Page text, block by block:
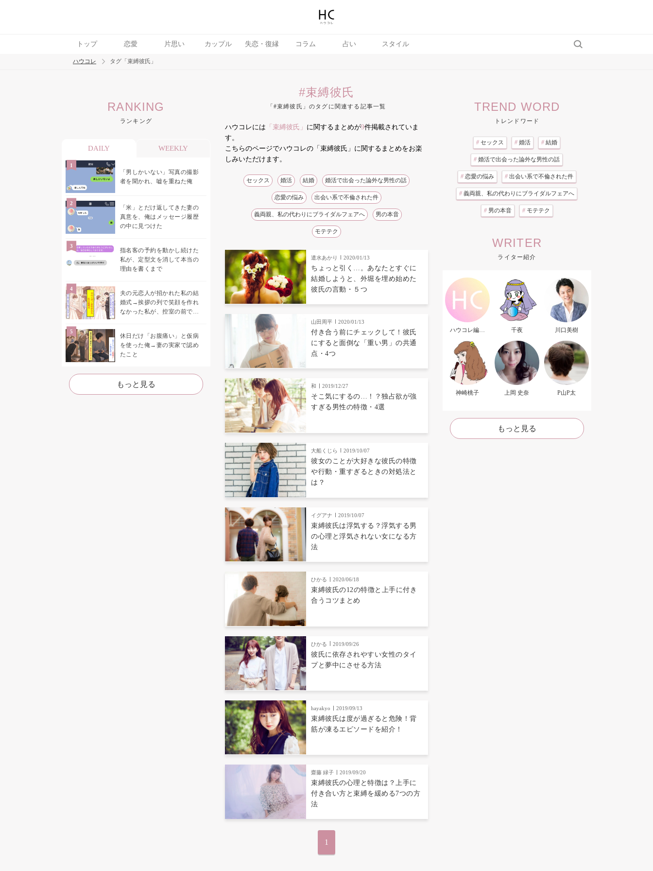
トップ 恋愛 片思い カップル 失恋・復縁 コラム 占い スタイル
トレンド ワード
モテテク 婚活
ハウコレ タグ「束縛彼氏」
RANKING
ランキング
DAILY WEEKLY
「男しかいない」写真の撮影
者を聞かれ、嘘を重ねた俺
「米」とだけ返してきた妻の
真意を、俺はメッセージ履歴
の中に見つけた
指名客の予約を動かし続けた
私が、定型文を消して本当の
理由を書くまで
夫の元恋人が招かれた私の結
婚式→挨拶の列で笑顔を作れ
なかった私が、控室の前で彼
休日だけ「お腹痛い」と仮病
を使った俺→妻の実家で認め
たこと
もっと見る
#束縛彼氏
「#束縛彼氏」のタグに関連する記事一覧
ハウコレには 「束縛彼氏」 に関するまとめが9件掲載されていま
す。
こちらのページでハウコレの「束縛彼氏」に関するまとめをお楽
しみいただけます。
セックス 婚活 結婚 婚活で出会った論外な男性の話
恋愛の悩み 出会い系で不倫された件
義両親、私の代わりにブライダルフェアへ 男の本音
モテテク
遣水あかり 2020/01/13
ちょっと引く…。あなたとすぐに
結婚しようと、外堀を埋め始めた
彼氏の言動・５つ
山田周平 2020/01/13
付き合う前にチェックして！彼氏
にすると面倒な「重い男」の共通
点・4つ
和 2019/12/27
そこ気にするの…！？独占欲が強
すぎる男性の特徴・4選
大船くじら 2019/10/07
彼女のことが大好きな彼氏の特徴
や行動・重すぎるときの対処法と
は？
イグアナ 2019/10/07
束縛彼氏は浮気する？浮気する男
の心理と浮気されない女になる方
法
ひかる 2020/06/18
束縛彼氏の12の特徴と上手に付き
合うコツまとめ
ひかる 2019/09/26
彼氏に依存されやすい女性のタイ
プと夢中にさせる方法
hayakyo 2019/09/13
束縛彼氏は度が過ぎると危険！背
筋が凍るエピソードを紹介！
齋藤 緑子 2019/09/20
束縛彼氏の心理と特徴は？上手に
付き合い方と束縛を緩める7つの方
法
1
TREND WORD
トレンドワード
# セックス # 婚活 # 結婚
# 婚活で出会った論外な男性の話
# 恋愛の悩み # 出会い系で不倫された件
# 義両親、私の代わりにブライダルフェアへ
# 男の本音 # モテテク
WRITER
ライター紹介
ハウコレ編集
千夜 川口美樹
神崎桃子 上岡 史奈 P山P太
もっと見る